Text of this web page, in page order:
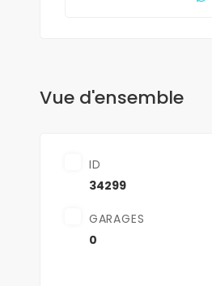
Vue d'ensemble
ID
34299
GARAGES
0